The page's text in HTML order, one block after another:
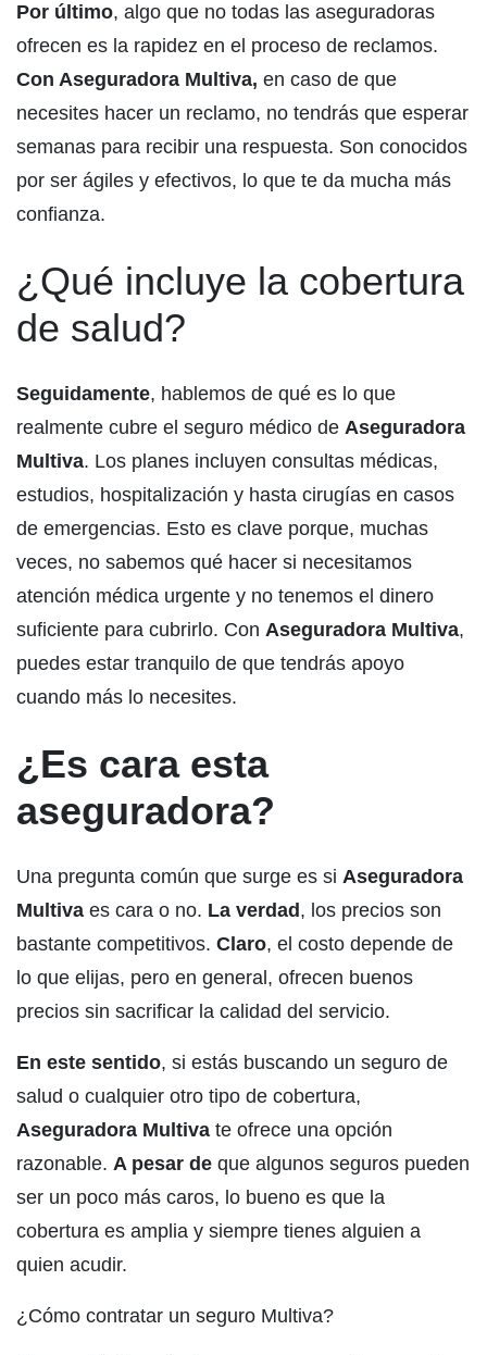
Por último, algo que no todas las aseguradoras
ofrecen es la rapidez en el proceso de reclamos.
Con Aseguradora Multiva, en caso de que
necesites hacer un reclamo, no tendrás que esperar
semanas para recibir una respuesta. Son conocidos
por ser ágiles y efectivos, lo que te da mucha más
confianza.
¿Qué incluye la cobertura
de salud?
Seguidamente, hablemos de qué es lo que
realmente cubre el seguro médico de Aseguradora
Multiva. Los planes incluyen consultas médicas,
estudios, hospitalización y hasta cirugías en casos
de emergencias. Esto es clave porque, muchas
veces, no sabemos qué hacer si necesitamos
atención médica urgente y no tenemos el dinero
suficiente para cubrirlo. Con Aseguradora Multiva,
puedes estar tranquilo de que tendrás apoyo
cuando más lo necesites.
¿Es cara esta
aseguradora?
Una pregunta común que surge es si Aseguradora
Multiva es cara o no. La verdad , los precios son
bastante competitivos. Claro, el costo depende de
lo que elijas, pero en general, ofrecen buenos
precios sin sacrificar la calidad del servicio.
En este sentido, si estás buscando un seguro de
salud o cualquier otro tipo de cobertura,
Aseguradora Multiva te ofrece una opción
razonable. A pesar de que algunos seguros pueden
ser un poco más caros, lo bueno es que la
cobertura es amplia y siempre tienes alguien a
quien acudir.
¿Cómo contratar un seguro Multiva?